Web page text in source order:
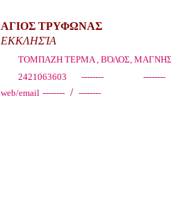
ΑΓΙΟΣ ΤΡΥΦΩΝΑΣ
ΕΚΚΛΗΣΊΑ
ΤΟΜΠΑΖΗ ΤΕΡΜΑ , ΒΌΛΟΣ,
2421063603 -------- --------
web/email -------- / --------